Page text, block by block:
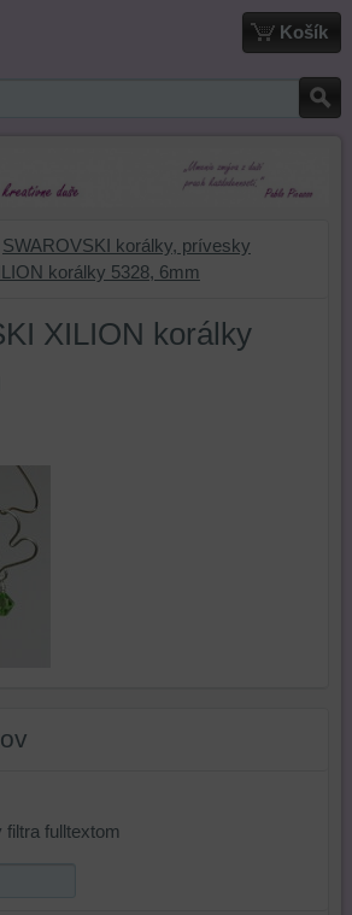
Košík
SWAROVSKI korálky, prívesky
korálky 5328, 6mm
XILION korálky
fulltextom